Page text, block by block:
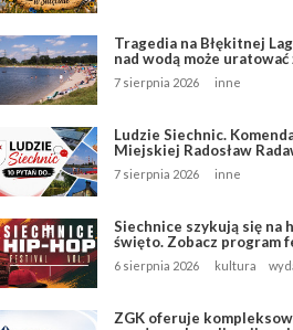
Tragedia na Błękitnej
nad wodą może uratować
7 sierpnia 2026 inne
Ludzie Siechnic.
Miejskiej Radosław
7 sierpnia 2026 inne
Siechnice szykują się na
święto. Zobacz program
6 sierpnia 2026 kultura
ZGK oferuje